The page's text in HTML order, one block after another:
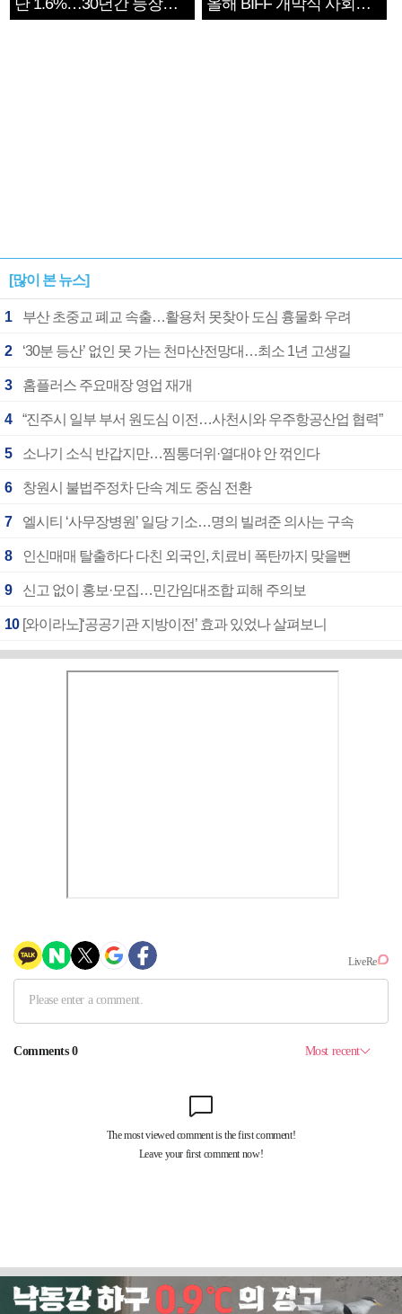
단 1.6%…30년간 등장
1182개팀 전수조사
올해 BIFF 개막식 사회자
확정
[많이 본 뉴스]
1 부산 초중교 폐교 속출…활용처 못찾아 도심 흉물화 우려
2 ‘30분 등산’ 없인 못 가는 천마산전망대…최소 1년 고생길
3 홈플러스 주요매장 영업 재개
4 “진주시 일부 부서 원도심 이전…사천시와 우주항공산업 협력”
5 소나기 소식 반갑지만…찜통더위·열대야 안 꺾인다
6 창원시 불법주정차 단속 계도 중심 전환
7 엘시티 ‘사무장병원’ 일당 기소…명의 빌려준 의사는 구속
8 인신매매 탈출하다 다친 외국인, 치료비 폭탄까지 맞을뻔
9 신고 없이 홍보·모집…민간임대조합 피해 주의보
10 [와이라노]‘공공기관 지방이전’ 효과 있었나 살펴보니